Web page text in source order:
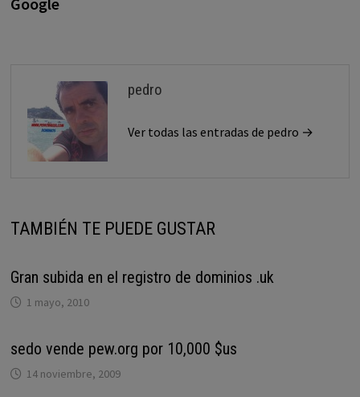
pedro
Ver todas las entradas de pedro →
TAMBIÉN TE PUEDE GUSTAR
Gran subida en el registro de dominios .uk
1 mayo, 2010
sedo vende pew.org por 10,000 $us
14 noviembre, 2009